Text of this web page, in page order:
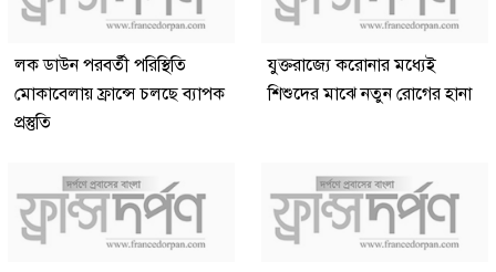
লক ডাউন পরবর্তী পরিস্থিতি
মোকাবেলায় ফ্রান্সে চলছে ব্যাপক
প্রস্তুতি
যুক্তরাজ্যে করোনার মধ্যেই
শিশুদের মাঝে নতুন রোগের হানা